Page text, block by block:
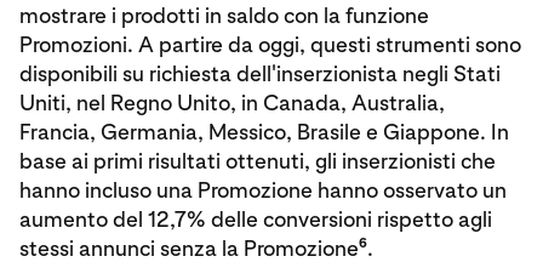
mostrare i prodotti in saldo con la funzione
Promozioni. A partire da oggi, questi strumenti sono
disponibili su richiesta dell'inserzionista negli Stati
Uniti, nel Regno Unito, in Canada, Australia,
Francia, Germania, Messico, Brasile e Giappone. In
base ai primi risultati ottenuti, gli inserzionisti che
hanno incluso una Promozione hanno osservato un
aumento del 12,7% delle conversioni rispetto agli
stessi annunci senza la Promozione6.